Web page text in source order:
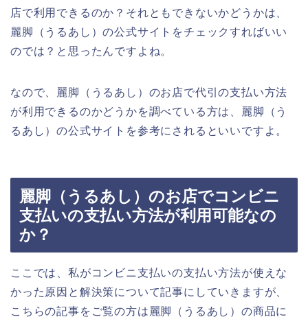
店で利用できるのか？それともできないかどうかは、
麗脚（うるあし）の公式サイトをチェックすればいい
のでは？と思ったんですよね。
なので、麗脚（うるあし）のお店で代引の支払い方法
が利用できるのかどうかを調べている方は、麗脚（う
るあし）の公式サイトを参考にされるといいですよ。
麗脚（うるあし）のお店でコンビニ
支払いの支払い方法が利用可能なの
か？
ここでは、私がコンビニ支払いの支払い方法が使えな
かった原因と解決策について記事にしていきますが、
こちらの記事をご覧の方は麗脚（うるあし）の商品に